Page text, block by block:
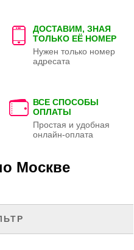
ДОСТАВИМ, ЗНАЯ
ТОЛЬКО ЕЁ НОМЕР
Нужен только номер
адресата
ВСЕ СПОСОБЫ
ОПЛАТЫ
Простая и удобная
онлайн-оплата
Москве